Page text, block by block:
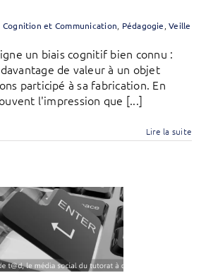
Cognition et Communication Pédagogie ,Veille
un biais cognitif bien connu :
de valeur à un objet
participé à sa fabrication. En
l'impression que [...]
Lire la suite